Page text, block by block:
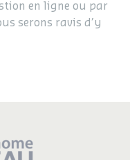
en ligne ou par
serons ravis d’y